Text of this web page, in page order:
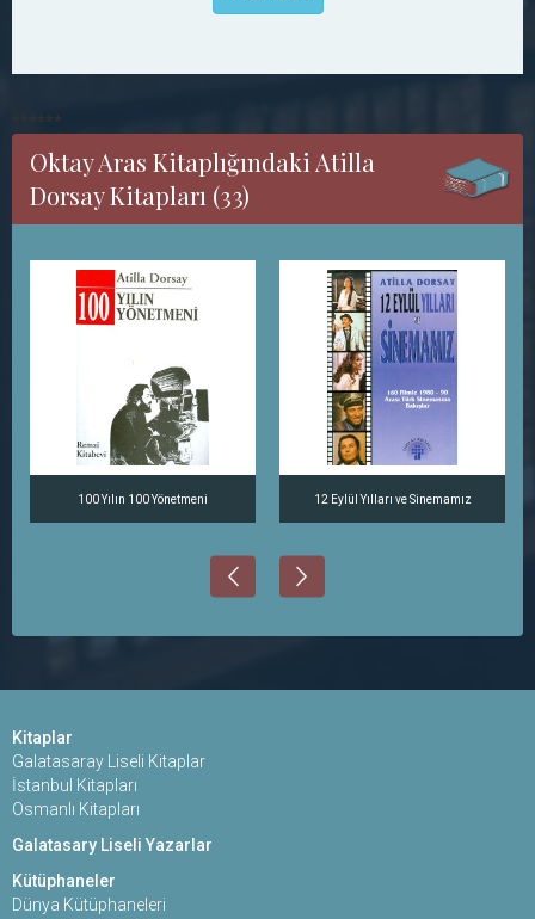
******
Oktay Aras Kitaplığındaki Atilla
Dorsay Kitapları (33)
100 Yılın 100 Yönetmeni 12 Eylül Yılları ve Sinemamız
Kitaplar
Galatasaray Liseli Kitaplar
İstanbul Kitapları
Osmanlı Kitapları
Galatasary Liseli Yazarlar
Kütüphaneler
Dünya Kütüphaneleri